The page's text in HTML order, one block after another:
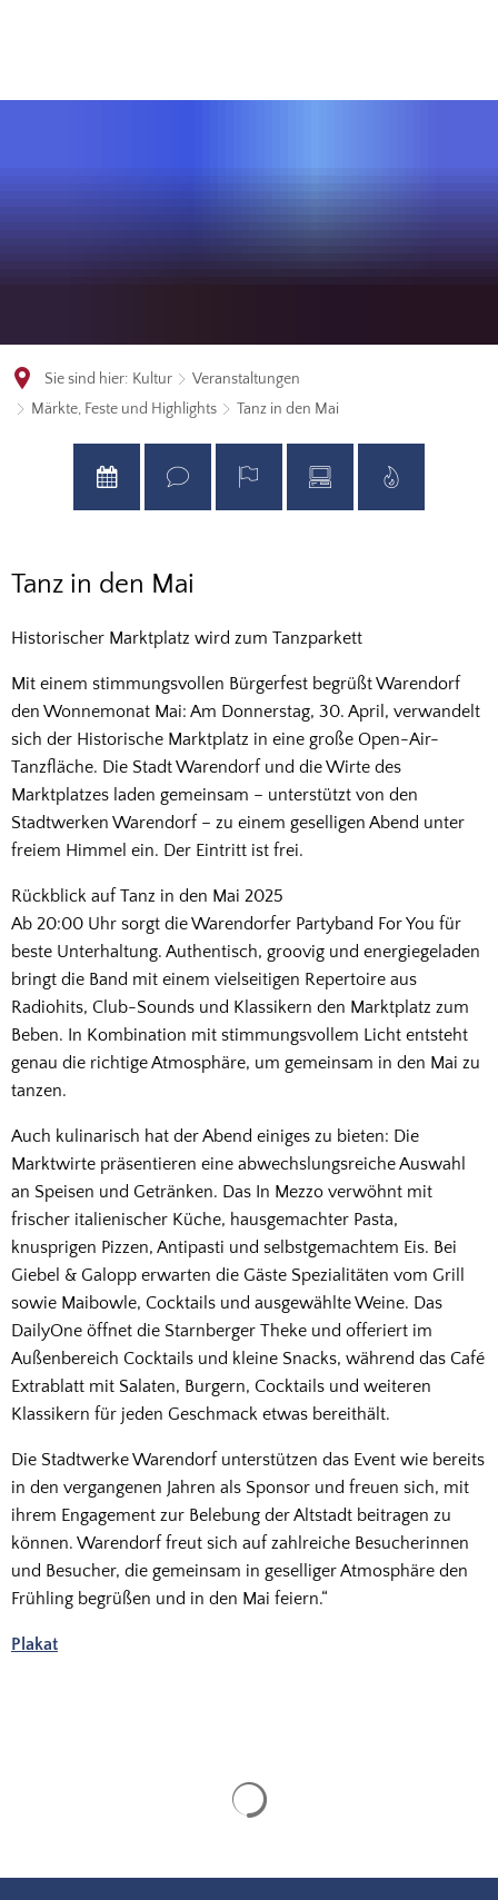
Sie sind hier: Kultur
Veranstaltungen
Märkte, Feste und Highlights
Tanz in den Mai
Tanz
in
Mai
Tanz in den Mai
Historischer Marktplatz wird zum Tanzparkett
Mit einem stimmungsvollen Bürgerfest begrüßt Warendorf
den Wonnemonat Mai: Am Donnerstag, 30. April, verwandelt
sich der Historische Marktplatz in eine große Open-Air-
Tanzfläche. Die Stadt Warendorf und die Wirte des
Marktplatzes laden gemeinsam – unterstützt von den
Stadtwerken Warendorf – zu einem geselligen Abend unter
freiem Himmel ein. Der Eintritt ist frei.
Rückblick auf Tanz in den Mai 2025
Ab 20:00 Uhr sorgt die Warendorfer Partyband For You für
beste Unterhaltung. Authentisch, groovig und energiegeladen
bringt die Band mit einem vielseitigen Repertoire aus
Radiohits, Club-Sounds und Klassikern den Marktplatz zum
Beben. In Kombination mit stimmungsvollem Licht entsteht
genau die richtige Atmosphäre, um gemeinsam in den Mai zu
tanzen.
Auch kulinarisch hat der Abend einiges zu bieten: Die
Marktwirte präsentieren eine abwechslungsreiche Auswahl
an Speisen und Getränken. Das In Mezzo verwöhnt mit
frischer italienischer Küche, hausgemachter Pasta,
knusprigen Pizzen, Antipasti und selbstgemachtem Eis. Bei
Giebel & Galopp erwarten die Gäste Spezialitäten vom Grill
sowie Maibowle, Cocktails und ausgewählte Weine. Das
DailyOne öffnet die Starnberger Theke und offeriert im
Außenbereich Cocktails und kleine Snacks, während das Café
Extrablatt mit Salaten, Burgern, Cocktails und weiteren
Klassikern für jeden Geschmack etwas bereithält.
Die Stadtwerke Warendorf unterstützen das Event wie bereits
in den vergangenen Jahren als Sponsor und freuen sich, mit
ihrem Engagement zur Belebung der Altstadt beitragen zu
können. Warendorf freut sich auf zahlreiche Besucherinnen
und Besucher, die gemeinsam in geselliger Atmosphäre den
Frühling begrüßen und in den Mai feiern.“
Plakat